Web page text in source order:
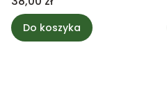
Do koszyka